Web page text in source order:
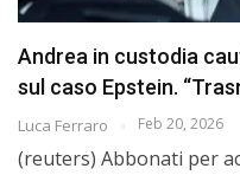
Andrea in custodia
sul caso Epstein.
Luca Ferraro Feb 20, 2026
(reuters) Abbonati per